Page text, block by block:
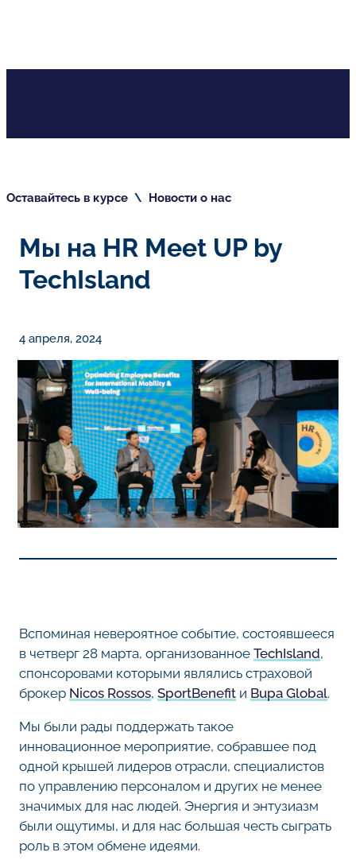
Оставайтесь в курсе \ Новости о нас
Мы на HR Meet UP by
TechIsland
4 апреля, 2024
Вспоминая невероятное событие, состоявшееся
в четверг 28 марта, организованное TechIsland,
спонсоровами которыми являлись страховой
брокер Nicos Rossos, SportBenefit и Bupa Global.
Мы были рады поддержать такое
инновационное мероприятие, собравшее под
одной крышей лидеров отрасли, специалистов
по управлению персоналом и других не менее
значимых для нас людей. Энергия и энтузиазм
были ощутимы, и для нас большая честь сыграть
роль в этом обмене идеями.